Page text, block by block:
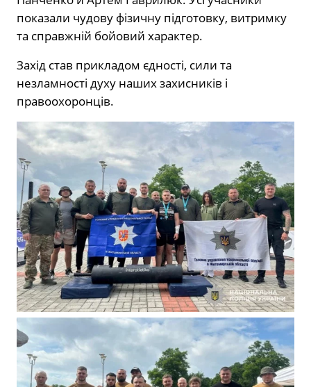
показали чудову фізичну підготовку, витримку
та справжній бойовий характер.
Захід став прикладом єдності, сили та
незламності духу наших захисників і
правоохоронців.